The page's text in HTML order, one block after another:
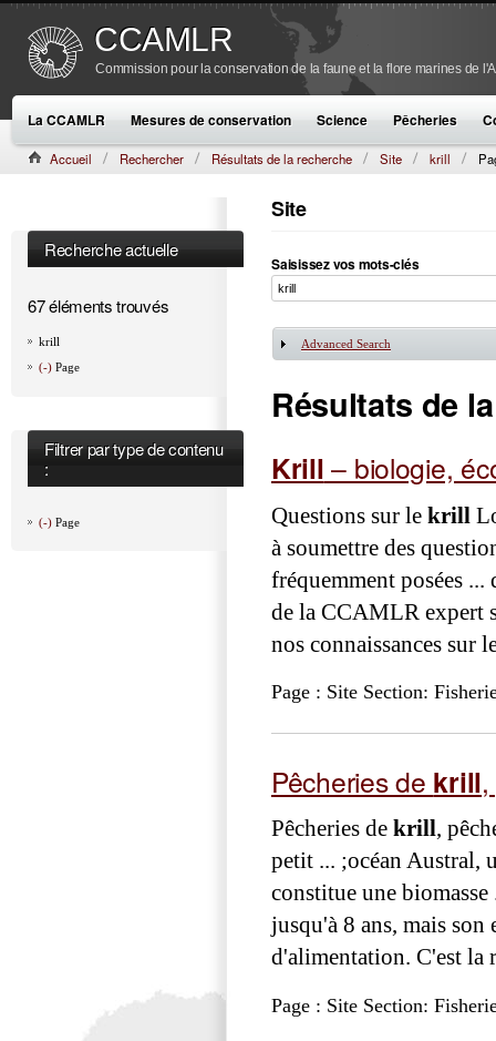
CCAMLR
Commission pour la conservation de la faune et la flore marines de
La CCAMLR Mesures de conservation Science Pêcheries
Accueil Rechercher Résultats de la recherche Site krill
Recherche actuelle
67 éléments trouvés
krill
(-) Page
Filtrer par type de contenu
:
(-) Page
Site
Saisissez vos mots-clés
Afficher
Advanced Search
Résultats de
Krill – biologie,
Questions sur le krill
à soumettre des
fréquemment posées
de la CCAMLR expert
nos connaissances sur
Page : Site Section:
Pêcheries de krill
Pêcheries de krill ,
petit ... ;océan Austral,
constitue une
jusqu'à 8 ans, mais
d'alimentation. C'est la
Page : Site Section: